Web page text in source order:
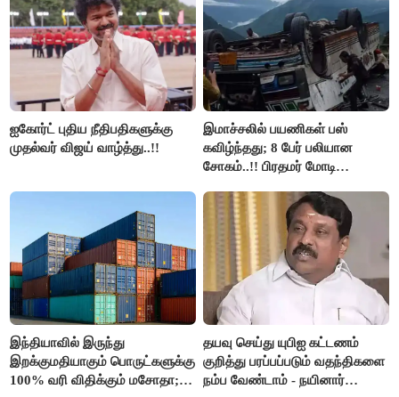
திமுக ஐடி விங்..!!
ஐகோர்ட் புதிய நீதிபதிகளுக்கு
முதல்வர் விஜய் வாழ்த்து..!!
இமாச்சலில் பயணிகள் பஸ்
கவிழ்ந்தது; 8 பேர் பலியான
சோகம்..!! பிரதமர் மோடி
இந்தியாவில் இருந்து
இறக்குமதியாகும் பொருட்களுக்கு
100% வரி விதிக்கும் மசோதா;
தயவு செய்து யுபிஐ கட்டணம்
குறித்து பரப்பப்படும் வதந்திகளை
நம்ப வேண்டாம் - நயினார்